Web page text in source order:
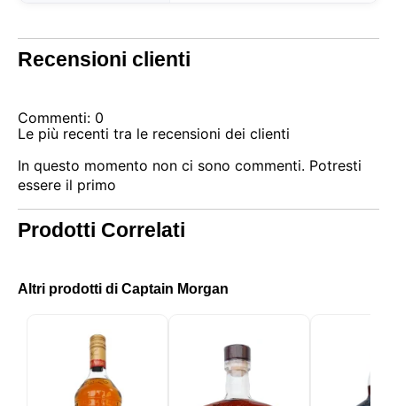
Recensioni clienti
Commenti: 0
Le più recenti tra le recensioni dei clienti
In questo momento non ci sono commenti. Potresti
essere il primo
Prodotti Correlati
Altri prodotti di Captain Morgan
memorizzare e scrivere informazioni sul tuo browser
account utente, che possono includere identificatori
personali (ad esempio, indirizzo IP e dettagli della
sessione) e cronologia di navigazione. Utilizziamo
queste informazioni per vari scopi: ad esempio, per